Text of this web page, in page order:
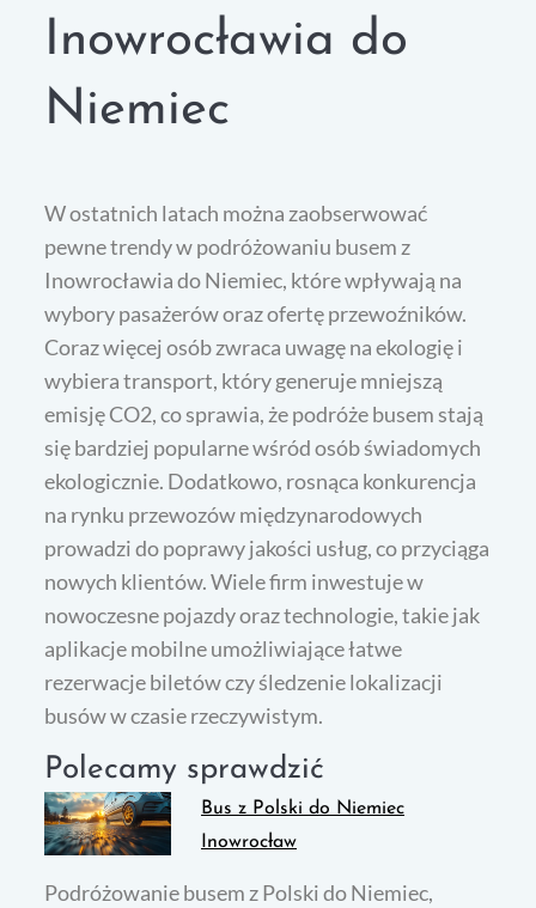
Inowrocławia do
Niemiec
W ostatnich latach można zaobserwować
pewne trendy w podróżowaniu busem z
Inowrocławia do Niemiec, które wpływają na
wybory pasażerów oraz ofertę przewoźników.
Coraz więcej osób zwraca uwagę na ekologię i
wybiera transport, który generuje mniejszą
emisję CO2, co sprawia, że podróże busem stają
się bardziej popularne wśród osób świadomych
ekologicznie. Dodatkowo, rosnąca konkurencja
na rynku przewozów międzynarodowych
prowadzi do poprawy jakości usług, co przyciąga
nowych klientów. Wiele firm inwestuje w
nowoczesne pojazdy oraz technologie, takie jak
aplikacje mobilne umożliwiające łatwe
rezerwacje biletów czy śledzenie lokalizacji
busów w czasie rzeczywistym.
Polecamy sprawdzić
Bus z Polski do Niemiec
Inowrocław
Podróżowanie busem z Polski do Niemiec,